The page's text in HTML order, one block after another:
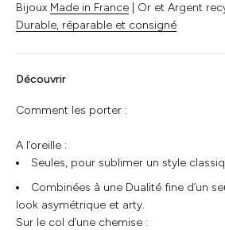
Bijoux Made in France | Or et Argent
Durable, réparable et consigné
Découvrir
Comment les porter :
A l’oreille :
Seules, pour sublimer un style
Combinées à une Dualité fine d’un
look asymétrique et arty.
Sur le col d’une chemise :